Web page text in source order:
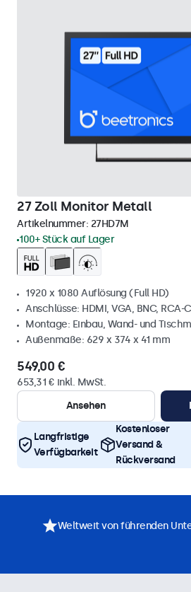
27 Zoll Monitor Metall
Artikelnummer: 27HD7M
100+ Stück auf Lager
1920 x 1080 Auflösung (Full HD)
Anschlüsse: HDMI, VGA, BNC, RCA-
Montage: Einbau, Wand- und
Außenmaße: 629 x 374 x 41 mm
549,00 €
653,31 € inkl. MwSt.
Ansehen
Langfristige
Verfügbarkeit
Kostenloser
Versand &
Rückversand
Weltweit von führenden